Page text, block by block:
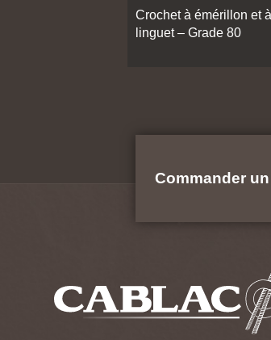
Crochet à émérillon et à
linguet – Grade 80
Commander